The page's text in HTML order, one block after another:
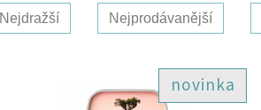
Nejdražší Nejprodávanější
novinka